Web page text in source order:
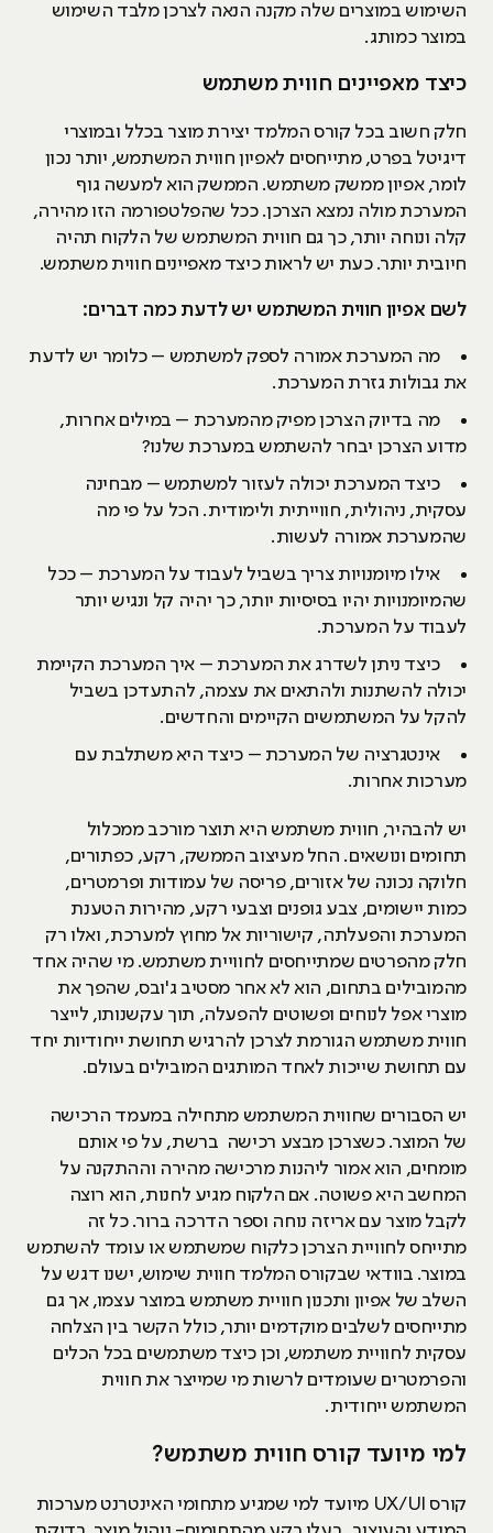
השימוש במוצרים שלה מקנה הנאה לצרכן מלבד השימוש
במוצר כמותג.
כיצד מאפיינים חווית משתמש
חלק חשוב בכל קורס המלמד יצירת מוצר בכלל ובמוצרי
דיגיטל בפרט, מתייחסים לאפיון חווית המשתמש, יותר נכון
לומר, אפיון ממשק משתמש. הממשק הוא למעשה גוף
המערכת מולה נמצא הצרכן. ככל שהפלטפורמה הזו מהירה,
קלה ונוחה יותר, כך גם חווית המשתמש של הלקוח תהיה
חיובית יותר. כעת יש לראות כיצד מאפיינים חווית משתמש.
לשם אפיון חווית המשתמש יש לדעת כמה דברים:
מה המערכת אמורה לספק למשתמש – כלומר יש לדעת
את גבולות גזרת המערכת.
מה בדיוק הצרכן מפיק מהמערכת – במילים אחרות,
מדוע הצרכן יבחר להשתמש במערכת שלנו?
כיצד המערכת יכולה לעזור למשתמש – מבחינה
עסקית, ניהולית, חווייתית ולימודית. הכל על פי מה
שהמערכת אמורה לעשות.
אילו מיומנויות צריך בשביל לעבוד על המערכת – ככל
שהמיומנויות יהיו בסיסיות יותר, כך יהיה קל ונגיש יותר
לעבוד על המערכת.
כיצד ניתן לשדרג את המערכת – איך המערכת הקיימת
יכולה להשתנות ולהתאים את עצמה, להתעדכן בשביל
להקל על המשתמשים הקיימים והחדשים.
אינטגרציה של המערכת – כיצד היא משתלבת עם
מערכות אחרות.
יש להבהיר, חווית משתמש היא תוצר מורכב ממכלול
תחומים ונושאים. החל מעיצוב הממשק, רקע, כפתורים,
חלוקה נכונה של אזורים, פריסה של עמודות ופרמטרים,
כמות יישומים, צבע גופנים וצבעי רקע, מהירות הטענת
המערכת והפעלתה, קישוריות אל מחוץ למערכת, ואלו רק
חלק מהפרטים שמתייחסים לחוויית משתמש. מי שהיה אחד
מהמובילים בתחום, הוא לא אחר מסטיב ג'ובס, שהפך את
מוצרי אפל לנוחים ופשוטים להפעלה, תוך עקשנותו, לייצר
חווית משתמש הגורמת לצרכן להרגיש תחושת ייחודיות יחד
עם תחושת שייכות לאחד המותגים המובילים בעולם.
יש הסבורים שחווית המשתמש מתחילה במעמד הרכישה
של המוצר. כשצרכן מבצע רכישה ברשת, על פי אותם
מומחים, הוא אמור ליהנות מרכישה מהירה וההתקנה על
המחשב היא פשוטה. אם הלקוח מגיע לחנות, הוא רוצה
לקבל מוצר עם אריזה נוחה וספר הדרכה ברור. כל זה
מתייחס לחוויית הצרכן כלקוח שמשתמש או עומד להשתמש
במוצר. בוודאי שבקורס המלמד חווית שימוש, ישנו דגש על
השלב של אפיון ותכנון חוויית משתמש במוצר עצמו, אך גם
מתייחסים לשלבים מוקדמים יותר, כולל הקשר בין הצלחה
עסקית לחוויית משתמש, וכן כיצד משתמשים בכל הכלים
והפרמטרים שעומדים לרשות מי שמייצר את חווית
המשתמש ייחודית.
למי מיועד קורס חווית משתמש?
קורס UX/UI מיועד למי שמגיע מתחומי האינטרנט מערכות